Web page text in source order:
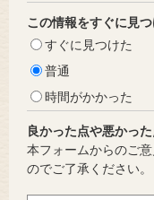
この情報をすぐに見
すぐに見つけた
普通
時間がかかった
良かった点や悪かっ
本フォームからのご
のでご了承ください。